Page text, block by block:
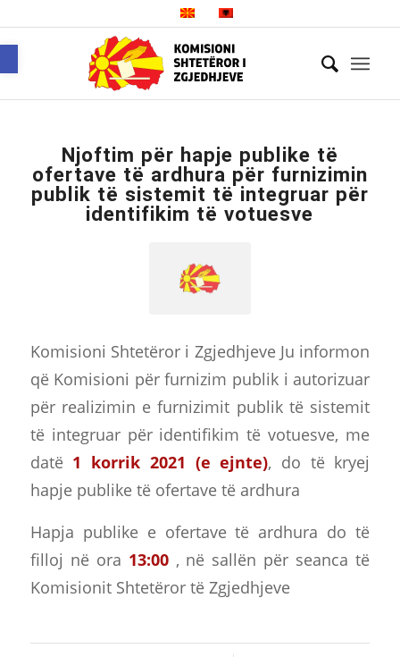
Njoftim për hapje publike të
ofertave të ardhura për furnizimin
publik të sistemit të integruar për
identifikim të votuesve
Komisioni Shtetëror i Zgjedhjeve Ju informon
që Komisioni për furnizim publik i autorizuar
për realizimin e furnizimit publik të sistemit
të integruar për identifikim të votuesve, me
datë 1 korrik 2021 (e ejnte), do të kryej
hapje publike të ofertave të ardhura
Hapja publike e ofertave të ardhura do të
filloj në ora 13:00 , në sallën për seanca të
Komisionit Shtetëror të Zgjedhjeve
Open toolbar